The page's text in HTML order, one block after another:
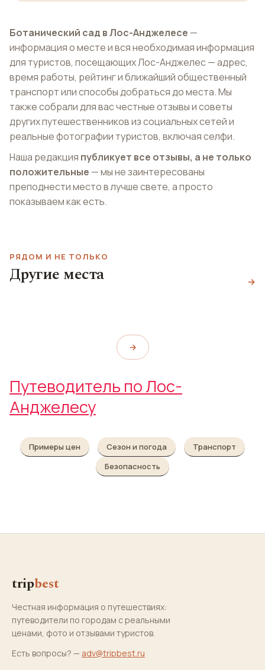
Ботанический сад в Лос-Анджелесе —
информация о месте и вся необходимая информация
для туристов, посещающих Лос-Анджелес — адрес,
время работы, рейтинг и ближайший общественный
транспорт или способы добраться до места. Мы
также собрали для вас честные отзывы и советы
других путешественников из социальных сетей и
реальные фотографии туристов, включая селфи.
Наша редакция публикует все отзывы, а не только
положительные — мы не заинтересованы
преподнести место в лучше свете, а просто
показываем как есть.
РЯДОМ И НЕ ТОЛЬКО
Другие места →
Центр города
Павильон Дороти
→
Путеводитель по Лос-
Анджелесу
Примеры цен Сезон и погода
Транспорт
Безопасность
tripbest
Честная информация о путешествиях:
путеводители по городам с реальными
ценами, фото и отзывами туристов.
Есть вопросы? — adv@tripbest.ru